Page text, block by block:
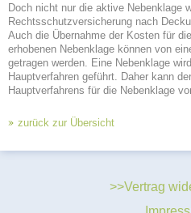
Doch nicht nur die aktive Nebenklage
Rechtsschutzversicherung nach
Auch die Übernahme der Kosten für
erhobenen Nebenklage können von
getragen werden. Eine Nebenklage
Hauptverfahren geführt. Daher kann
Hauptverfahrens für die Nebenklage
zurück zur Übersicht
>>Vertrag